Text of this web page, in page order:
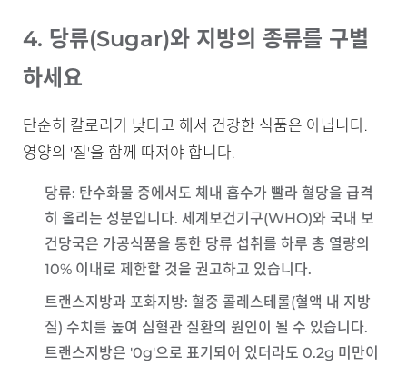
4. 당류(Sugar)와 지방의 종류를 구별
하세요
단순히 칼로리가 낮다고 해서 건강한 식품은 아닙니다.
영양의 '질'을 함께 따져야 합니다.
당류: 탄수화물 중에서도 체내 흡수가 빨라 혈당을 급격
히 올리는 성분입니다. 세계보건기구(WHO)와 국내 보
건당국은 가공식품을 통한 당류 섭취를 하루 총 열량의
10% 이내로 제한할 것을 권고하고 있습니다.
트랜스지방과 포화지방: 혈중 콜레스테롤(혈액 내 지방
질) 수치를 높여 심혈관 질환의 원인이 될 수 있습니다.
트랜스지방은 '0g'으로 표기되어 있더라도 0.2g 미만이